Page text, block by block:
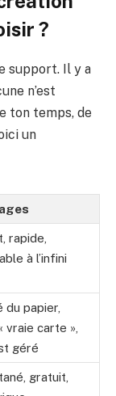
?
support. Il y a
n’est
ton temps, de
un
rapide,
à l’infini
du papier,
carte »,
géré
gratuit,